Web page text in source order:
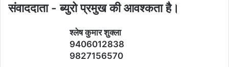
संवाददाता - ब्‍युरो प्रमुख की आवश्‍कता है।
श्‍लेष कुमार शुक्‍ला
9406012838
9827156570